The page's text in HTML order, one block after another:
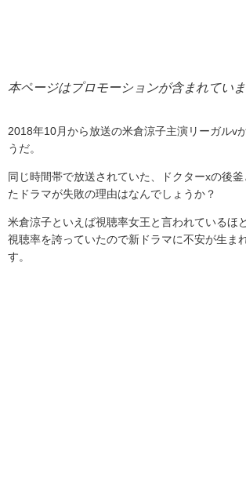
本ページはプロモーションが含まれていま
2018年10月から放送の米倉涼子主演リーガルv
うだ。
同じ時間帯で放送されていた、ドクターxの後
たドラマが失敗の理由はなんでしょうか？
米倉涼子といえば視聴率女王と言われているほ
視聴率を誇っていたので新ドラマに不安が生ま
す。